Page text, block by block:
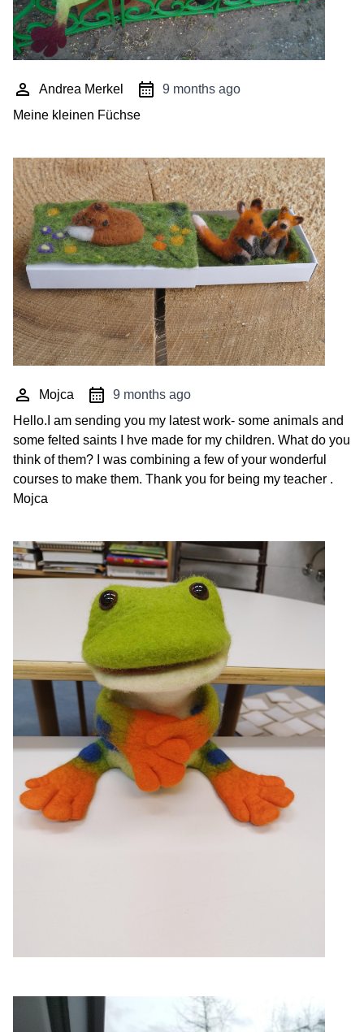
Andrea Merkel
9 months ago
Meine kleinen Füchse
Mojca
9 months ago
Hello.I am sending you my latest work- some animals and
some felted saints I hve made for my children. What do you
think of them? I was combining a few of your wonderful
courses to make them. Thank you for being my teacher .
Mojca